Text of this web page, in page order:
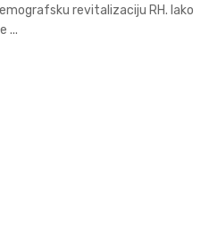
revitalizaciju RH. Iako
...